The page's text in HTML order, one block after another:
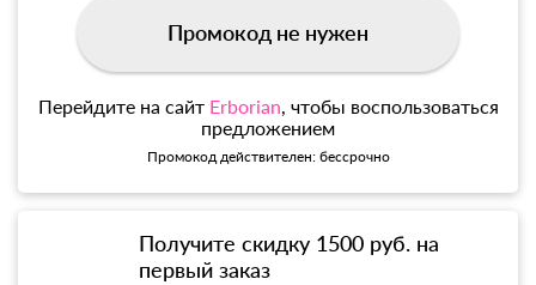
Промокод не нужен
Перейдите на сайт Erborian, чтобы воспользоваться
предложением
Промокод действителен: бессрочно
Получите скидку 1500 руб. на
первый заказ